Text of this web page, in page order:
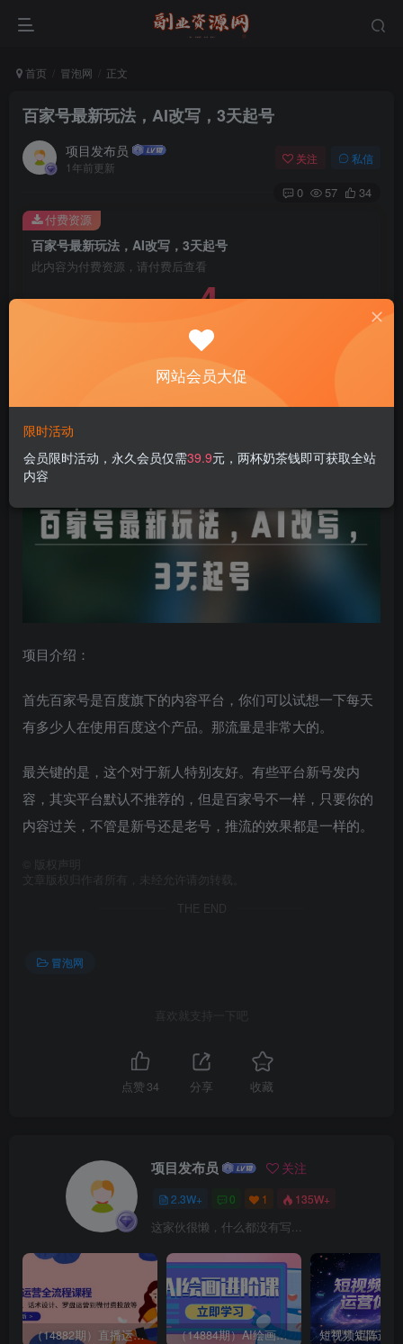
首页 冒泡网 正文
百家号最新玩法，AI改写，3天起号
项目发布员
1年前更新
关注 私信
0 57 34
百家号最新玩法，AI改写，3天起号
此内容为付费资源，请付费后查看
4
付费资源
百家号最新玩法，AI改写，3天起号
项目介绍：
首先百家号是百度旗下的内容平台，你们可以试想一下每天
有多少人在使用百度这个产品。那流量是非常大的。
最关键的是，这个对于新人特别友好。有些平台新号发内
容，其实平台默认不推荐的，但是百家号不一样，只要你的
内容过关，不管是新号还是老号，推流的效果都是一样的。
版权声明
文章版权归作者所有，未经允许请勿转载。
THE END
冒泡网
喜欢就支持一下吧
点赞 34 分享 收藏
项目发布员 关注
2.3W+ 0 1 135W+
这家伙很懒，什么都没有写...
（14882期）直播运营全流程课程-5月更新：从起号、话术设计、罗盘运营到微付费投放等 （14884期）AI绘画进阶课，涵盖电商摄影等多领域，PS操作与AI工具使用全面教学
网站会员大促
限时活动
会员限时活动，永久会员仅需39.9元，两杯奶茶钱即可获取全站
内容